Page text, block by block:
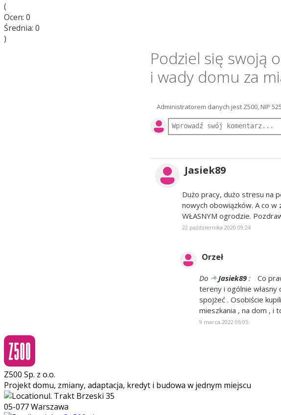
(
Ocen: 0
Średnia: 0
)
Podziel się swoją
i wady domu za
Administratorem danych jest Z500, NIP
Jasiek89
Dużo pracy, dużo stresu na
nowych obowiązków. A co w
WŁASNYM ogrodzie.
22 października 2020 09:24
Orzeł
Do Jasiek89 :
Co
tereny i ogólnie
spojżeć . Osobiście
mieszkania , na dom , i
9 marca 2022 06:05
Z500 Sp. z o.o.
Projekt domu, zmiany, adaptacja, kredyt i budowa w jednym miejscu
ul. Trakt Brzeski 35
05-077 Warszawa